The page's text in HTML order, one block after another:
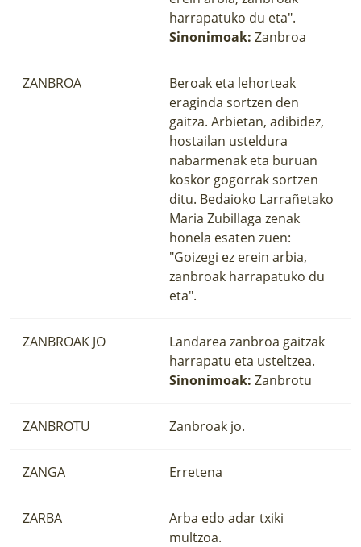
harrapatuko du eta".
Sinonimoak: Zanbroa
ZANBROA
Beroak eta lehorteak
eraginda sortzen den
gaitza. Arbietan, adibidez,
hostailan usteldura
nabarmenak eta buruan
koskor gogorrak sortzen
ditu. Bedaioko Larrañetako
Maria Zubillaga zenak
honela esaten zuen:
"Goizegi ez erein arbia,
zanbroak harrapatuko du
eta".
ZANBROAK JO
Landarea zanbroa gaitzak
harrapatu eta usteltzea.
Sinonimoak: Zanbrotu
ZANBROTU Zanbroak jo.
ZANGA Erretena
ZARBA
Arba edo adar txiki
multzoa.